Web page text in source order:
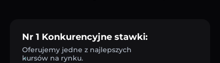
Nr 1 Konkurencyjne stawki:
Oferujemy jedne z najlepszych
kursów na rynku.